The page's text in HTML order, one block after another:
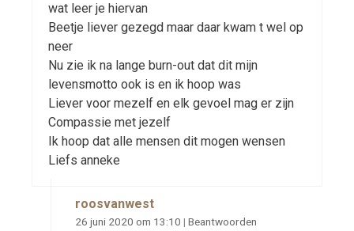
wat leer je hiervan
Beetje liever gezegd maar daar kwam t wel op
neer
Nu zie ik na lange burn-out dat dit mijn
levensmotto ook is en ik hoop was
Liever voor mezelf en elk gevoel mag er zijn
Compassie met jezelf
Ik hoop dat alle mensen dit mogen wensen
Liefs anneke
roosvanwest
26 juni 2020 om 13:10 | Beantwoorden